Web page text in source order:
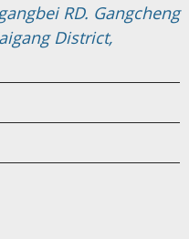
RD. Gangcheng
District,